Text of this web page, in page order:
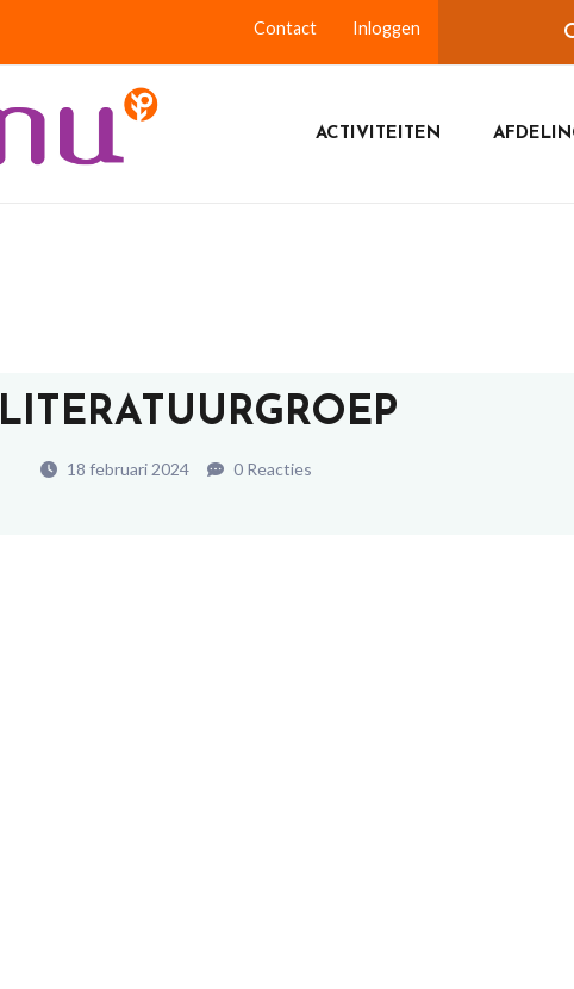
Contact Inloggen
ACTIVITEITEN
LITERATUURGROEP
18 februari 2024 0 Reacties